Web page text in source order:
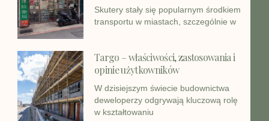
Skutery stały się popularnym środkiem
transportu w miastach, szczególnie w
Targo – właściwości, zastosowania i
opinie użytkowników
W dzisiejszym świecie budownictwa
deweloperzy odgrywają kluczową rolę
w kształtowaniu